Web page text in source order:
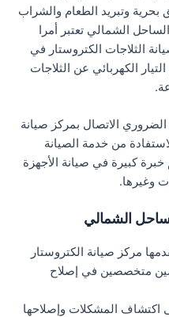
بحرية وتبريد الطعام والشراب
الشمالي تعتبر أمرا
الثلاجات الكتروستار في
الكهربائي عن الثلاجات
الاتصال بمركز صيانة
من خدمة الصيانة
خبرة كبيرة في صيانة الأجهزة
وغيرها.
الشمالي
مركز صيانة الكتروستار
متخصصين في إصلاح
اكتشاف المشكلات وإصلاحها